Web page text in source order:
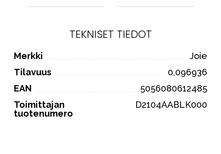
TEKNISET TIEDOT
Merkki
Joie
Tilavuus
0,096936
EAN
5056080612485
Toimittajan
tuotenumero
D2104AABLK000